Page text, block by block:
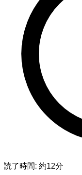
読了時間: 約12分